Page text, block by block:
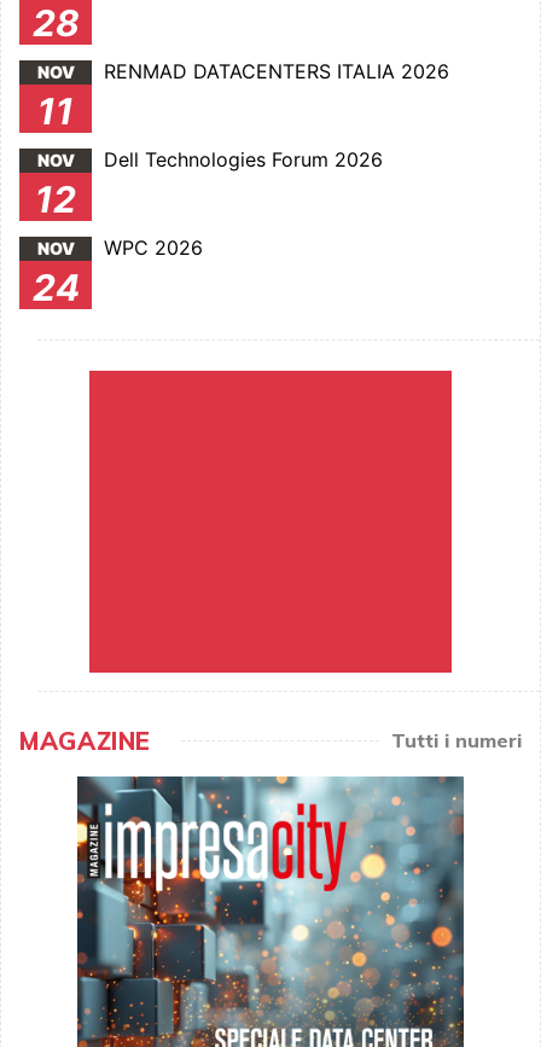
28
NOV
11
RENMAD DATACENTERS ITALIA 2026
NOV
12
Dell Technologies Forum 2026
NOV
24
WPC 2026
MAGAZINE Tutti i numeri